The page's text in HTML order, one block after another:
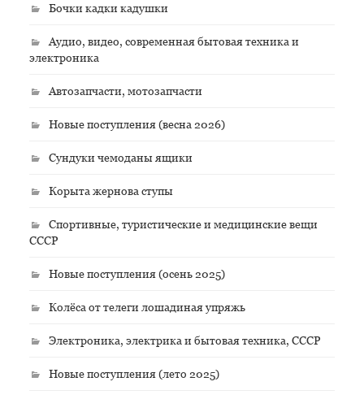
Бочки кадки кадушки
Аудио, видео, современная бытовая техника и
электроника
Автозапчасти, мотозапчасти
Новые поступления (весна 2026)
Сундуки чемоданы ящики
Корыта жернова ступы
Спортивные, туристические и медицинские вещи
СССР
Новые поступления (осень 2025)
Колёса от телеги лошадиная упряжь
Электроника, электрика и бытовая техника, СССР
Новые поступления (лето 2025)